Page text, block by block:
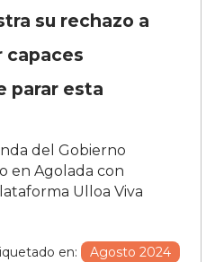
su rechazo a
capaces
parar esta
del Gobierno
en Agolada con
Ulloa Viva
en: Agosto 2024